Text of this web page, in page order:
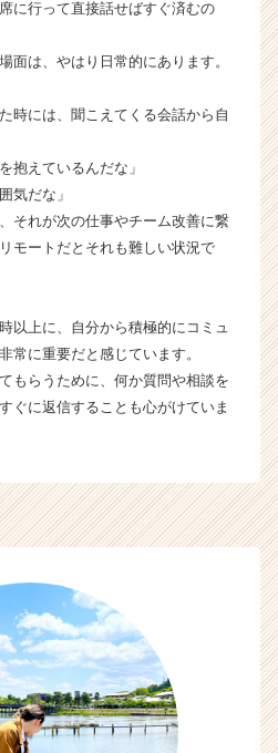
に行って直接話せばすぐ済むの
面は、やはり日常的にあります。
時には、聞こえてくる会話から自
抱えているんだな」
気だな」
それが次の仕事やチーム改善に繋
モートだとそれも難しい状況で
以上に、自分から積極的にコミュ
常に重要だと感じています。
もらうために、何か質問や相談を
ぐに返信することも心がけていま